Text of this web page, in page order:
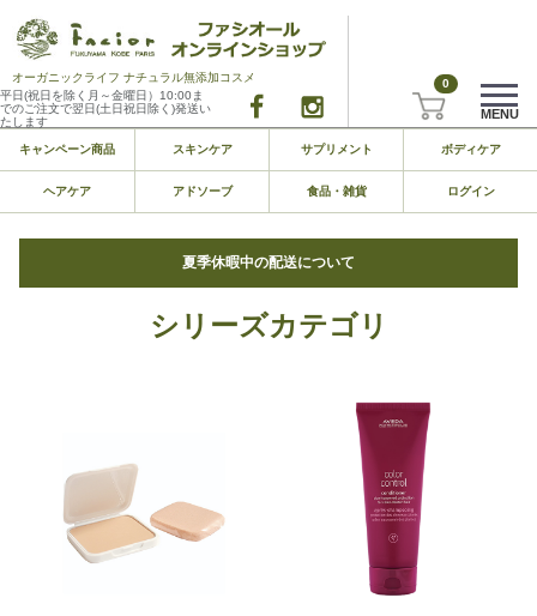
オーガニックライフ ナチュラル無添加コスメ
平日(祝日を除く月～金曜日）10:00ま
でのご注文で翌日(土日祝日除く)発送い
たします
0
MENU
キャンペーン商品 スキンケア サプリメント ボディケア
ヘアケア アドソーブ 食品・雑貨 ログイン
夏季休暇中の配送について
シリーズカテゴリ